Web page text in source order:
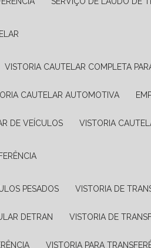
VISTORIA CAUTELAR COMPLETA
CAUTELAR AUTOMOTIVA
DE VEÍCULOS VISTORIA
PESADOS VISTORIA DE
DETRAN VISTORIA DE
VISTORIA PARA